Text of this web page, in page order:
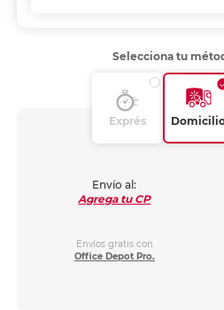
Selecciona tu
Exprés
Envío al:
Agrega tu CP
Envíos gratis con
Office Depot Pro.